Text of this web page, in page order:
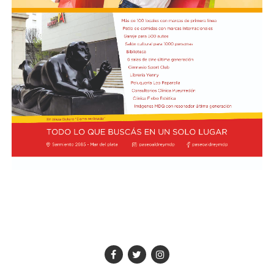
desde entonces, el estadounidense ha regresado al país
en marzo de 2013.
"Varias veces tuve ocasión de conocerle y hablar con él",
recordó Prevost sobre Bergoglio. Ahora, como Papa,
regresará a la Argentina con San Lorenzo a la
expectativa de una decisión del Vaticano que podría
quedar grabada en la historia del club.
de Javier Milei hacia su par brasileño, Lula da Silva. Esta
situación derivó en el retiro del embajador brasileño en
Buenos Aires, Julio Bitelli.
Desde el Palacio del Planalto, el canciller Mauro
Vieira calificó los insultos del mandatario argentino
como "graves e inaceptables". Por su parte, Brasil decidió
reducir su representación en el país al nivel de
encargado de negocios.
Quirno afirmó en conferencia de prensa
que Argentina decidió no llevar el conflicto a una